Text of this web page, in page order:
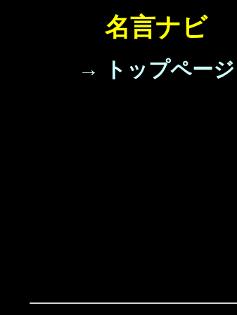
名言ナビ
→ トップページ